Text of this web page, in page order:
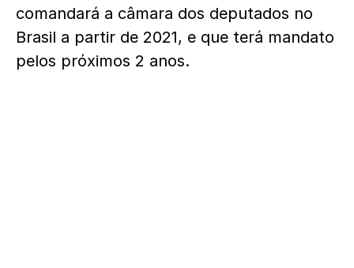
comandará a câmara dos deputados no
Brasil a partir de 2021, e que terá mandato
pelos próximos 2 anos.